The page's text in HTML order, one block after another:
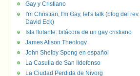
Gay y Cristiano
I'm Christian, I'm Gay, let's talk (blog del rev.
David Eck)
Isla flotante: bitácora de un gay cristiano
James Alison Theology
John Shelby Spong en español
La Casulla de San Ildefonso
La Ciudad Perdida de Nivorg